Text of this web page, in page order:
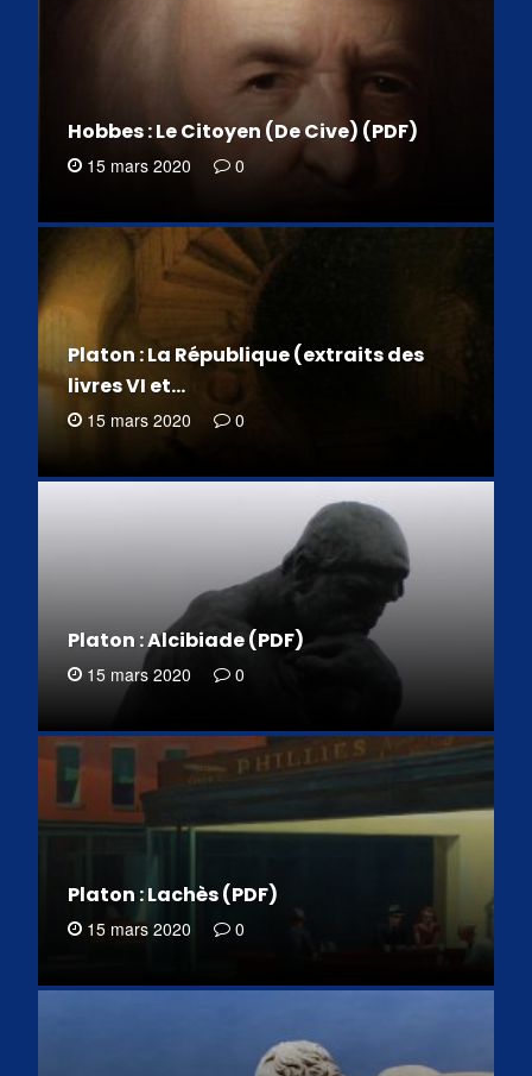
Hobbes : Le Citoyen (De Cive) (PDF)
15 mars 2020 0
Platon : La République (extraits des
livres VI et…
15 mars 2020 0
Platon : Alcibiade (PDF)
15 mars 2020 0
Platon : Lachès (PDF)
15 mars 2020 0